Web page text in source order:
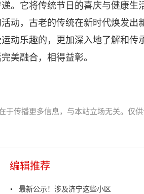
。它将传统节日的喜庆与健康生
动，古老的传统在新时代焕发出
动乐趣的，更加深入地了解和传
美融合，相得益彰。
传播更多信息，与本站立场无关。仅
编辑推荐
最新公示！涉及济宁这些小区